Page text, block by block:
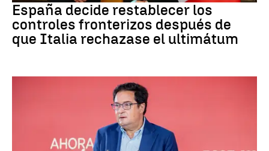
España decide restablecer los
controles fronterizos después de
que Italia rechazase el ultimátum